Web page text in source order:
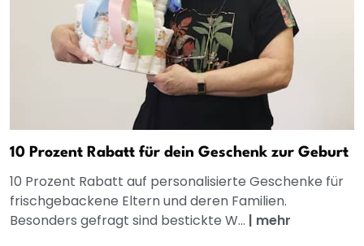
10 Prozent Rabatt für dein Geschenk zur Geburt
10 Prozent Rabatt auf personalisierte Geschenke für
frischgebackene Eltern und deren Familien.
Besonders gefragt sind bestickte W... | mehr